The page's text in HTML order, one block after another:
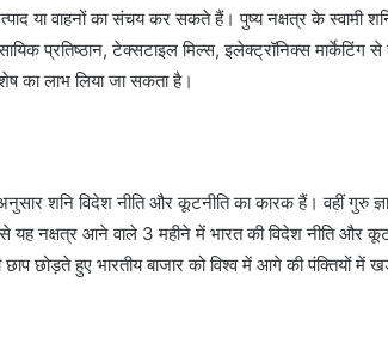
या वाहनों का संचय कर सकते हैं। पुष्य नक्षत्र के स्वामी
प्रतिष्ठान, टेक्सटाइल मिल्स, इलेक्ट्रॉनिक्स मार्केटिंग
का लाभ लिया जा सकता है।
शनि विदेश नीति और कूटनीति का कारक हैं। वहीं गुरु
नक्षत्र आने वाले 3 महीने में भारत की विदेश नीति और
छोड़ते हुए भारतीय बाजार को विश्व में आगे की पंक्तियों में